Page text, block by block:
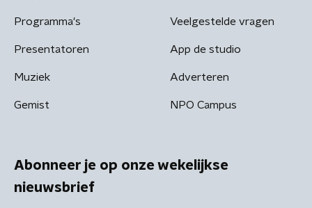
Programma's
Presentatoren
Muziek
Gemist
Veelgestelde vragen
App de studio
Adverteren
NPO Campus
Abonneer je op onze wekelijkse
nieuwsbrief